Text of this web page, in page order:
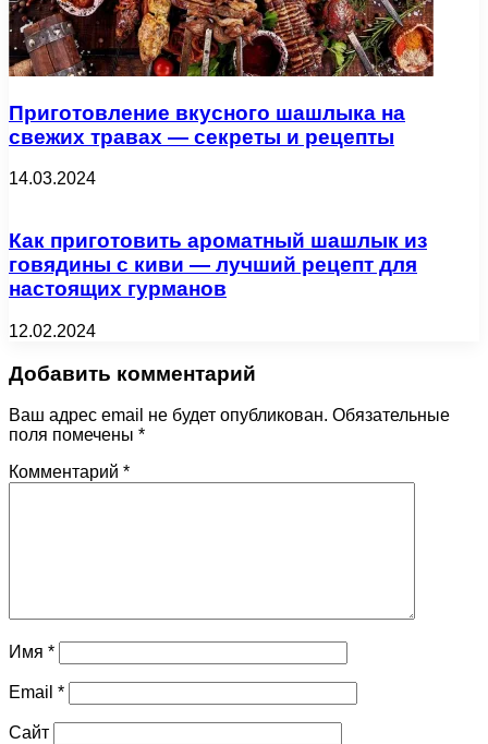
Приготовление вкусного шашлыка на
свежих травах — секреты и рецепты
14.03.2024
Как приготовить ароматный шашлык из
говядины с киви — лучший рецепт для
настоящих гурманов
12.02.2024
Добавить комментарий
Ваш адрес email не будет опубликован. Обязательные
поля помечены *
Комментарий *
Имя *
Email *
Сайт